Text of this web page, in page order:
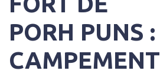
PORH PUNS :
CAMPEMENT